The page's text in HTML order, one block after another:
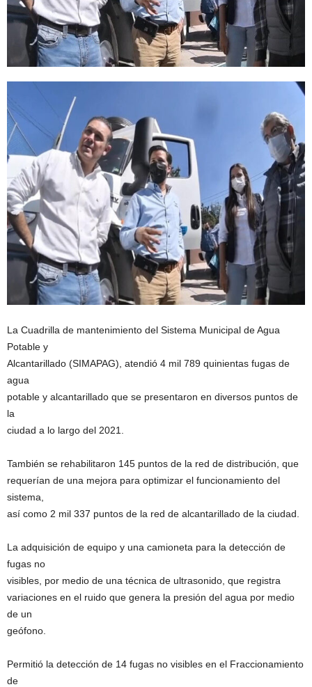
La Cuadrilla de mantenimiento del Sistema Municipal de Agua
Potable y
Alcantarillado (SIMAPAG), atendió 4 mil 789 quinientas fugas de
agua
potable y alcantarillado que se presentaron en diversos puntos de
la
ciudad a lo largo del 2021.
También se rehabilitaron 145 puntos de la red de distribución, que
requerían de una mejora para optimizar el funcionamiento del
sistema,
así como 2 mil 337 puntos de la red de alcantarillado de la ciudad.
La adquisición de equipo y una camioneta para la detección de
fugas no
visibles, por medio de una técnica de ultrasonido, que registra
variaciones en el ruido que genera la presión del agua por medio
de un
geófono.
Permitió la detección de 14 fugas no visibles en el Fraccionamiento
de